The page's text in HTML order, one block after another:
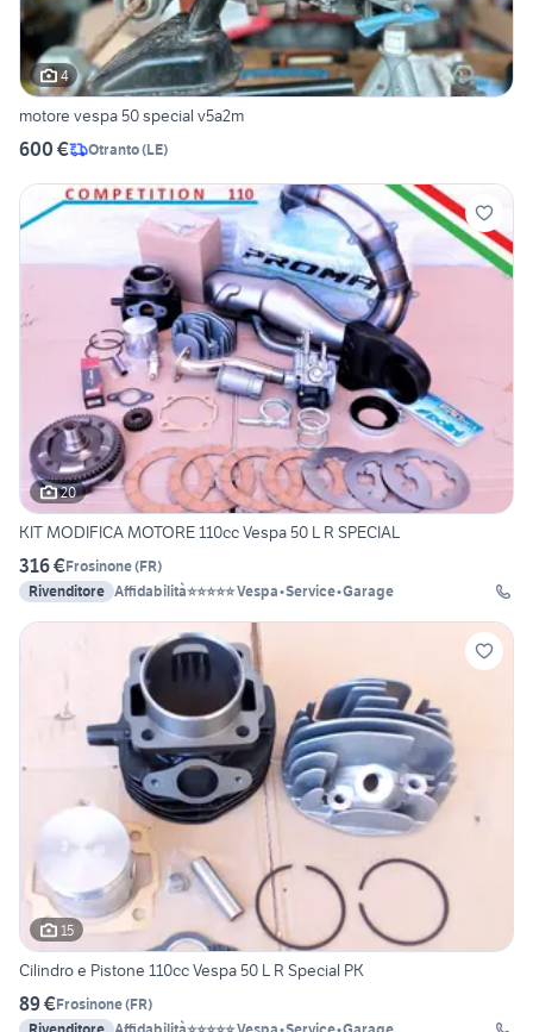
4
motore vespa 50 special v5a2m
600 € Otranto(LE)
20
KIT MODIFICA MOTORE 110cc Vespa 50 L R SPECIAL
316 €Frosinone(FR)
Rivenditore Affidabilità⭐⭐⭐⭐⭐ Vespa•Service•Garage
15
Cilindro e Pistone 110cc Vespa 50 L R Special PK
89 €Frosinone(FR)